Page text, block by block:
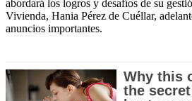
abordará los logros y desafíos de su
Vivienda, Hania Pérez de Cuéllar,
anuncios importantes.